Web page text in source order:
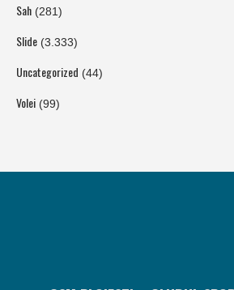
Sah (281)
Slide (3.333)
Uncategorized (44)
Volei (99)